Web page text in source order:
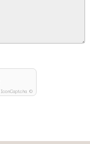
IconCaptcha ©